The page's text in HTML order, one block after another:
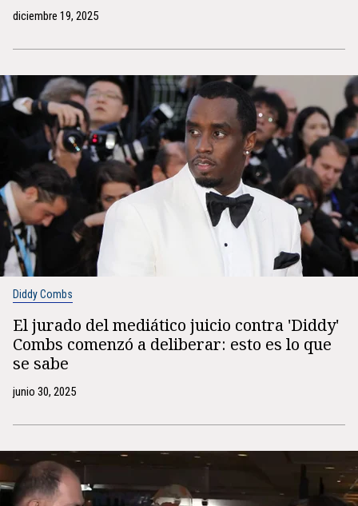
diciembre 19, 2025
Diddy Combs
El jurado del mediático juicio contra 'Diddy'
Combs comenzó a deliberar: esto es lo que
se sabe
junio 30, 2025